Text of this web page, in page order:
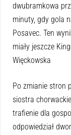
dwubramkowa
minuty, gdy gola
Posavec. Ten
miały jeszcze
Więckowska
Po zmianie stron
siostra
trafienie dla
odpowiedział